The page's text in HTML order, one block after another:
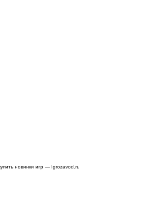
новинки игр — Igrozavod.ru